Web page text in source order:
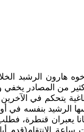
كثير من المصادر
يتحكم في
الرشيد بنفسه في
قنطرة،